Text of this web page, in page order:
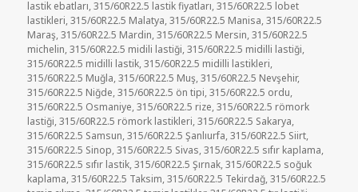
lastik ebatları ,315/60R22.5 lastik fiyatları ,315/60R22.5 lobet
lastikleri ,315/60R22.5 Malatya ,315/60R22.5 Manisa ,315/60R22.5
Maraş ,315/60R22.5 Mardin ,315/60R22.5 Mersin ,315/60R22.5
michelin ,315/60R22.5 midili lastiği ,315/60R22.5 midilli lastiği
315/60R22.5 midilli lastik ,315/60R22.5 midilli lastikleri
315/60R22.5 Muğla ,315/60R22.5 Muş ,315/60R22.5 Nevşehir,
315/60R22.5 Niğde ,315/60R22.5 ön tipi ,315/60R22.5 ordu
315/60R22.5 Osmaniye ,315/60R22.5 rize ,315/60R22.5 römork
lastiği ,315/60R22.5 römork lastikleri ,315/60R22.5 Sakarya
315/60R22.5 Samsun ,315/60R22.5 Şanlıurfa ,315/60R22.5 Siirt
315/60R22.5 Sinop ,315/60R22.5 Sivas ,315/60R22.5 sıfır kaplama
315/60R22.5 sıfır lastik ,315/60R22.5 Şırnak ,315/60R22.5 soğuk
kaplama ,315/60R22.5 Taksim ,315/60R22.5 Tekirdağ ,315/60R22.5